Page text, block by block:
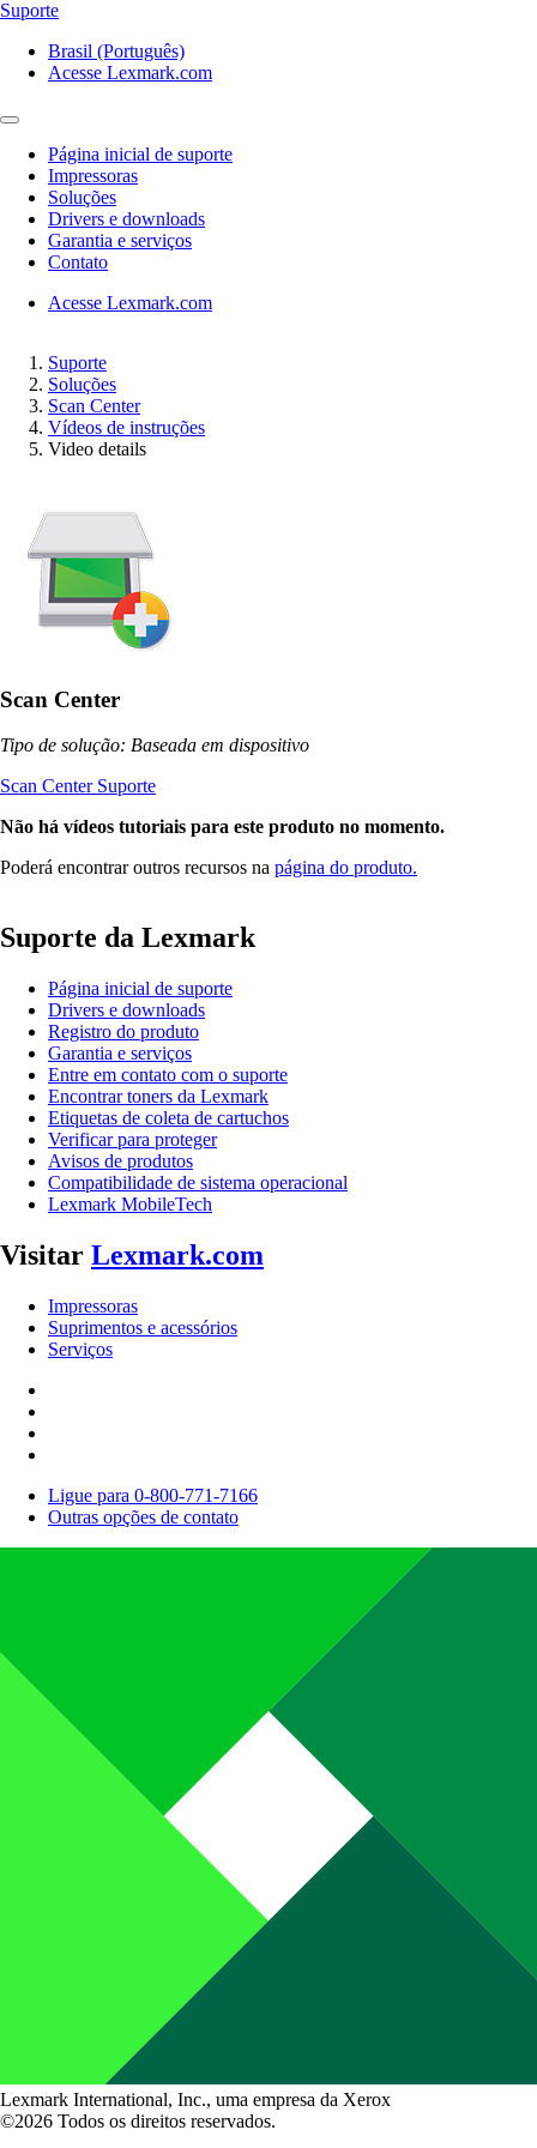
Suporte
Brasil (Português)
Acesse Lexmark.com
Página inicial de suporte
Impressoras
Soluções
Drivers e downloads
Garantia e serviços
Contato
Acesse Lexmark.com
Suporte
Soluções
Scan Center
Vídeos de instruções
Video details
Scan Center
Tipo de solução: Baseada em dispositivo
Scan Center Suporte
Não há vídeos tutoriais para este produto no momento.
Poderá encontrar outros recursos na página do produto.
Suporte da Lexmark
Página inicial de suporte
Drivers e downloads
Registro do produto
Garantia e serviços
Entre em contato com o suporte
Encontrar toners da Lexmark
Etiquetas de coleta de cartuchos
Verificar para proteger
Avisos de produtos
Compatibilidade de sistema operacional
Lexmark MobileTech
Visitar Lexmark.com
Impressoras
Suprimentos e acessórios
Serviços
Ligue para 0-800-771-7166
Outras opções de contato
Lexmark International, Inc., uma empresa da Xerox
©2026 Todos os direitos reservados.